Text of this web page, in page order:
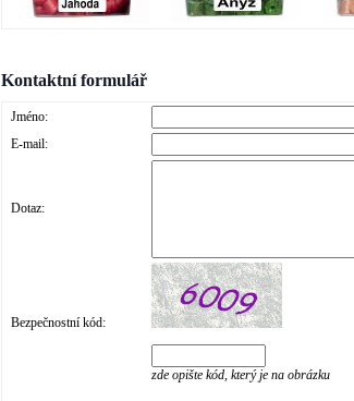
Kontaktní formulář
Jméno:
E-mail:
Dotaz:
Bezpečnostní kód:
zde opište kód, který je na obrázku